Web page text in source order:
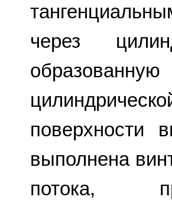
через
поверхности
выполнена
потока,